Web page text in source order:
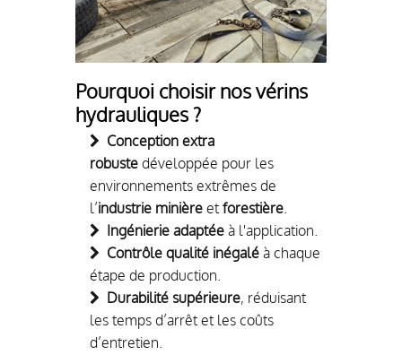
Pourquoi choisir nos vérins
hydrauliques ?
Conception extra
robustedéveloppée pour les
environnements extrêmes de
l’industrie minièreetforestière.
Ingénierie adaptéeà l'application.
Contrôle qualité inégaléà chaque
étape de production.
Durabilité supérieure, réduisant
les temps d’arrêt et les coûts
d’entretien.